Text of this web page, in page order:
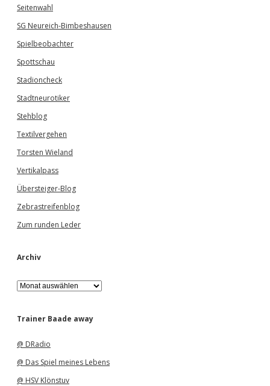
Seitenwahl
SG Neureich-Bimbeshausen
Spielbeobachter
Spottschau
Stadioncheck
Stadtneurotiker
Stehblog
Textilvergehen
Torsten Wieland
Vertikalpass
Übersteiger-Blog
Zebrastreifenblog
Zum runden Leder
Archiv
A
r
h
Trainer Baade away
@ DRadio
@ Das Spiel meines Lebens
@ HSV Klönstuv